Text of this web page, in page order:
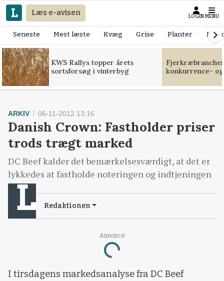
Læs e-avisen LOGIN MENU
Seneste Mest læste Kvæg Grise Planter
KWS Rallys topper årets
sortsforsøg i vinterbyg
konkurrence-
Annonce
Loading...
ARKIV 06-11-2012 13:16
Danish Crown: Fastholder priser
trods trægt marked
DC Beef kalder det bemærkelsesværdigt, at det er
lykkedes at fastholde noteringen og indtjeningen
Redaktionen
I tirsdagens markedsanalyse fra DC Beef